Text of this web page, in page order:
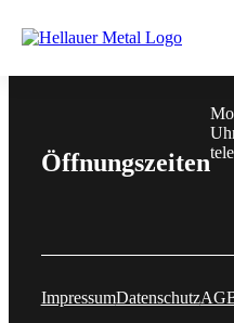
Öffnungszeiten
ImpressumDatenschutz